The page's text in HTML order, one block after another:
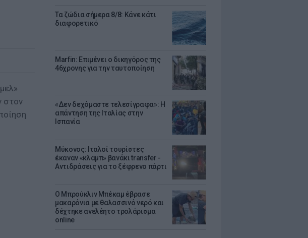
Τα ζώδια σήμερα 8/8: Κάνε κάτι
διαφορετικό
Marfin: Επιμένει ο δικηγόρος της
46χρονης για την ταυτοποίηση
«Δεν δεχόμαστε τελεσίγραφα»: Η
απάντηση της Ιταλίας στην
Ισπανία
Μύκονος: Ιταλοί τουρίστες
έκαναν «κλαμπ» βανάκι transfer -
Αντιδράσεις για το ξέφρενο πάρτι
Ο Μπρούκλιν Μπέκαμ έβρασε
μακαρόνια με θαλασσινό νερό και
δέχτηκε ανελέητο τρολάρισμα
online
στον